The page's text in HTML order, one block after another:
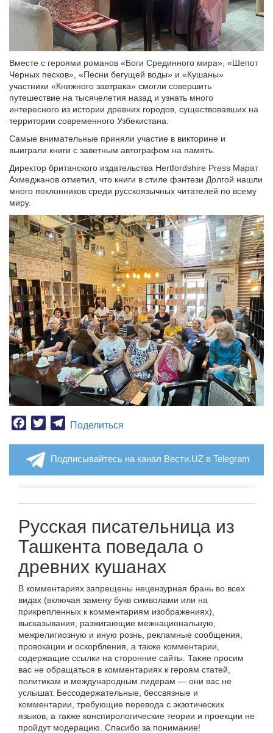
Вместе с героями романов «Боги Срединного мира», «Шепот
Черных песков», «Песни бегущей воды» и «Кушаны»
участники «Книжного завтрака» смогли совершить
путешествие на тысячелетия назад и узнать много
интересного из истории древних городов, существовавших на
территории современного Узбекистана.
Самые внимательные приняли участие в викторине и
выиграли книги с заветным автографом на память.
Директор британского издательства Hertfordshire Press Марат
Ахмеджанов отметил, что книги в стиле фэнтези Долгой нашли
много поклонников среди русскоязычных читателей по всему
миру.
Facebook
TwitterTelegram
Поделиться
Подписывайтесь на канал Вести.UZ в Telegram
Русская писательница из
Ташкента поведала о
древних кушанах
В комментариях запрещены нецензурная брань во всех
видах (включая замену букв символами или на
прикрепленных к комментариям изображениях),
высказывания, разжигающие межнациональную,
межрелигиозную и иную рознь, рекламные сообщения,
провокации и оскорбления, а также комментарии,
содержащие ссылки на сторонние сайты. Также просим
вас не обращаться в комментариях к героям статей,
политикам и международным лидерам — они вас не
услышат. Бессодержательные, бессвязные и
комментарии, требующие перевода с экзотических
языков, а также конспирологические теории и проекции не
пройдут модерацию. Спасибо за понимание!